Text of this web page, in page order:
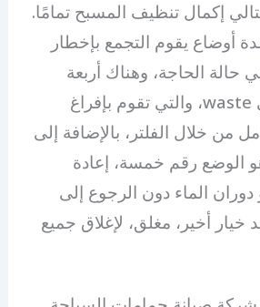
إكمال تنظيف المسبح تمامًا.
أوضاع يقوم التجمع بإخطار
حالة الحاجة، وهناك أربعة
أوضاع، وهي waste، والتي تقوم بإفراغ
من خلال الفلتر، بالإضافة إلى
الوضع رقم خمسة، إعادة
دوران الماء دون الرجوع إلى
خيار أخير، مغلق، لإغلاق جميع